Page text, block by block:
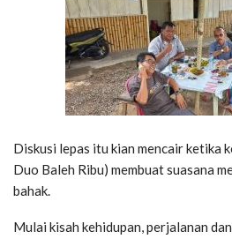
Diskusi lepas itu kian mencair ketika
Duo Baleh Ribu) membuat suasana
bahak.
Mulai kisah kehidupan, perjalanan